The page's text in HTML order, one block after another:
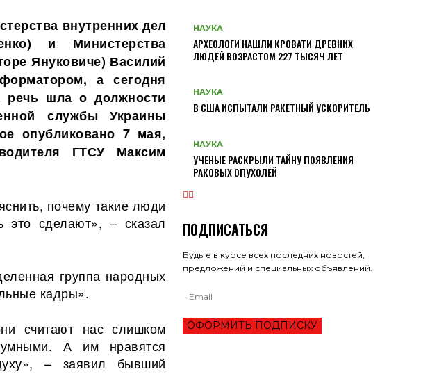
внутренних дел
и Министерства
Януковиче) Василий
а сегодня
речь шла о должности
службы Украины
опубликовано 7 мая,
ГТСУ Максим
почему такие люди
сделают», – сказал
группа народных
кадры».
считают нас слишком
А им нравятся
– заявил бывший
НАУКА
АРХЕОЛОГИ НАШЛИ КРОВАТИ ДРЕВНИХ
ЛЮДЕЙ ВОЗРАСТОМ 227 ТЫСЯЧ ЛЕТ
НАУКА
В США ИСПЫТАЛИ РАКЕТНЫЙ УСКОРИТЕЛЬ
НАУКА
УЧЕНЫЕ РАСКРЫЛИ ТАЙНУ ПОЯВЛЕНИЯ
РАКОВЫХ ОПУХОЛЕЙ
ПОДПИСАТЬСЯ
Будьте в курсе всех последних новостей,
предложений и специальных объявлений.
ОФОРМИТЬ ПОДПИСКУ